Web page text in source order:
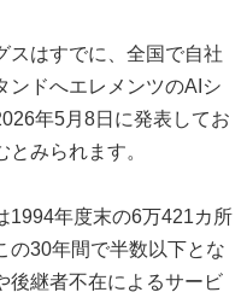
スはすでに、全国で自社
ンドへエレメンツのAIシ
年5月8日に発表してお
みられます。
1994年度末の6万421カ所
の30年間で半数以下とな
後継者不在によるサービ